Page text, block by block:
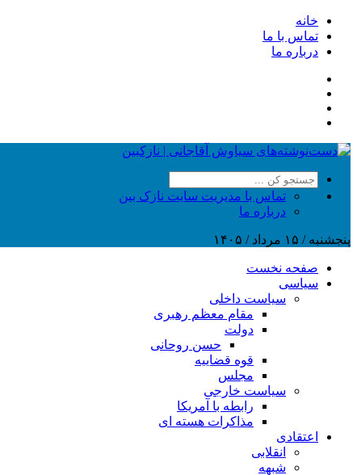
خانه
تماس با ما
درباره ما
تماس با مدیریت سایت نازک بین
درباره ما
پنجشنبه / ۱۵ مرداد / ۱۴۰۵
صفحه نخست
سیاسی
سیاست داخلی
مقام معظم رهبری
دولت
حسن روحانی
قوه قضاییه
مجلس
سیاست خارجی
رابطه با آمریکا
مذاکرات هسته ای
اعتقادی
انقلابی
شبهه